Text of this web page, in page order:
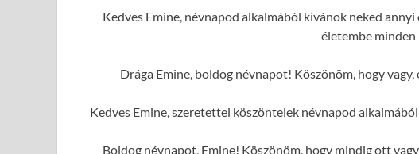
Kedves Emine, névnapod alkalmából kívánok neked
életembe minden
Drága Emine, boldog névnapot! Köszönöm, hogy
Kedves Emine, szeretettel köszöntelek névnapod
Boldog névnapot, Emine! Köszönöm, hogy mindig ott